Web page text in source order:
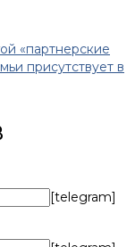
«партнерские
присутствует в
[telegram]